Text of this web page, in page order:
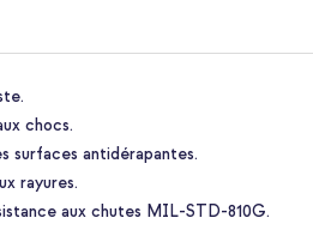
chocs.
surfaces antidérapantes.
rayures.
aux chutes MIL-STD-810G.